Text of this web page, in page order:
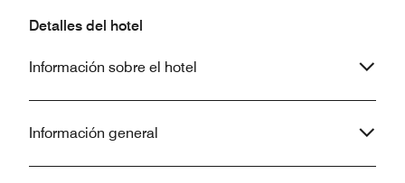
Detalles del hotel
Información sobre el hotel
Información general